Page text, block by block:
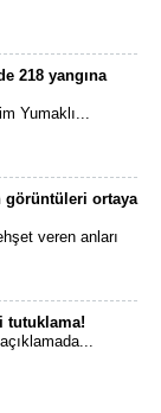
218 yangına
Yumaklı...
görüntüleri ortaya
veren anları
tutuklama!